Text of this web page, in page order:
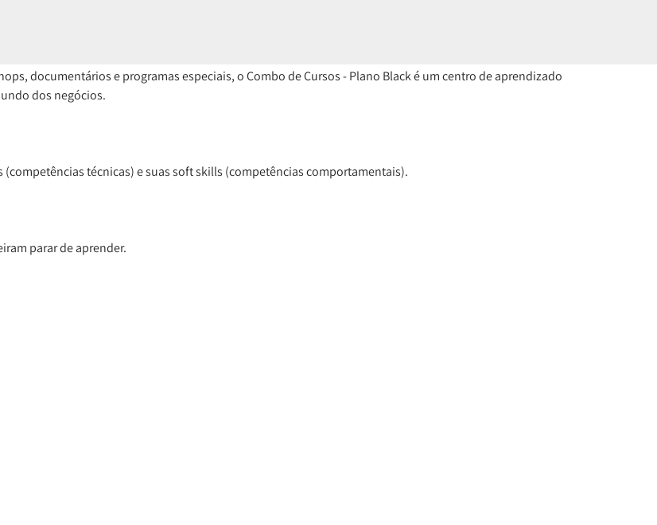
documentários e programas especiais, o Combo de Cursos - Plano Black é um centro de aprendizado
dos negócios.
técnicas) e suas soft skills (competências comportamentais).
parar de aprender.